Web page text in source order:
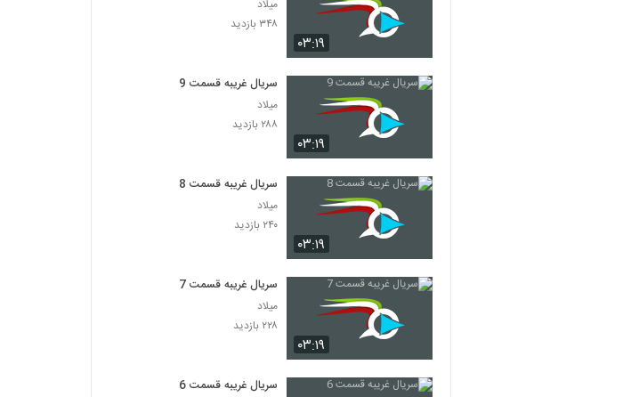
۰۳:۱۹
میلاد
۳۴۸ بازدید
۰۳:۱۹
سریال غریبه قسمت 9
میلاد
۲۸۸ بازدید
۰۳:۱۹
سریال غریبه قسمت 8
میلاد
۲۴۰ بازدید
۰۳:۱۹
سریال غریبه قسمت 7
میلاد
۲۲۸ بازدید
سریال غریبه قسمت 6